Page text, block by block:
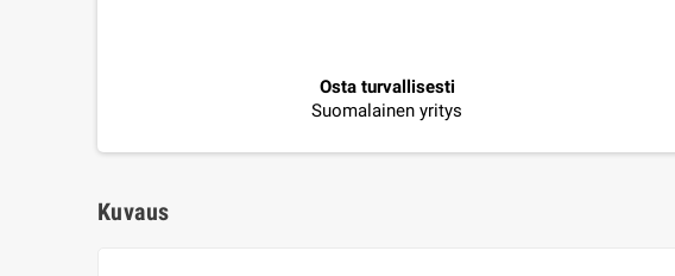
Osta turvallisesti
Suomalainen yritys
Kuvaus